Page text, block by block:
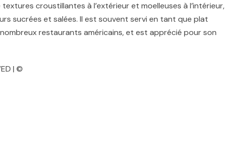
croustillantes à l’extérieur et moelleuses à l’intérieur,
sucrées et salées. Il est souvent servi en tant que plat
restaurants américains, et est apprécié pour son
| ©